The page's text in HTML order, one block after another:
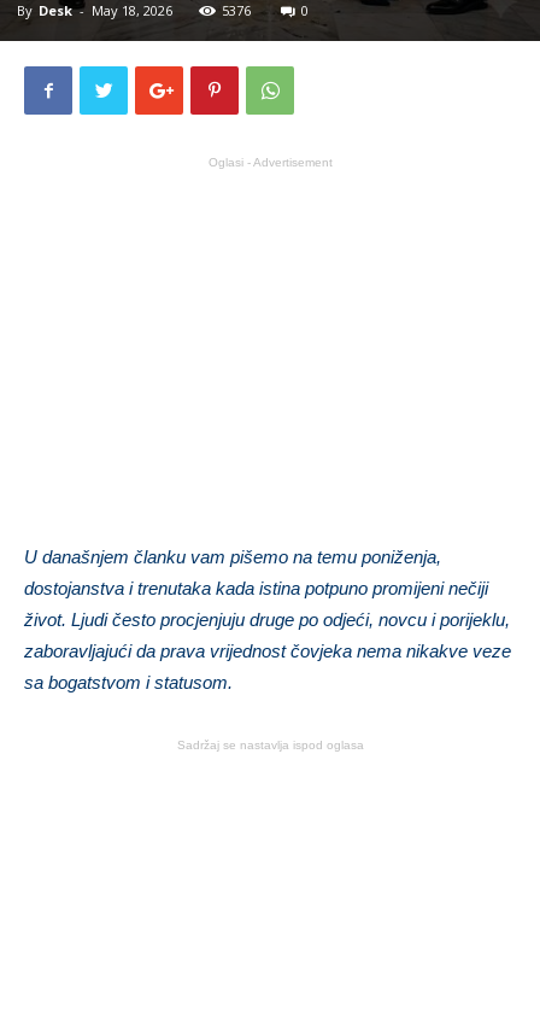
By Desk - May 18, 2026 5376 0
Oglasi - Advertisement
U današnjem članku vam pišemo na temu poniženja,
dostojanstva i trenutaka kada istina potpuno promijeni nečiji
život. Ljudi često procjenjuju druge po odjeći, novcu i porijeklu,
zaboravljajući da prava vrijednost čovjeka nema nikakve veze
sa bogatstvom i statusom.
Sadržaj se nastavlja ispod oglasa